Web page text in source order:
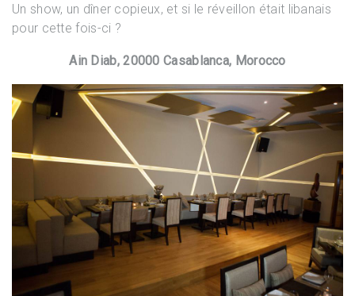
Un show, un dîner copieux, et si le réveillon était libanais
pour cette fois-ci ?
Ain Diab, 20000 Casablanca, Morocco